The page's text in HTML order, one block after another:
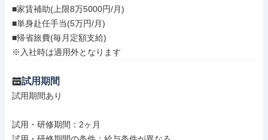
■家賃補助(上限8万5000円/月)
■単身赴任手当(5万円/月)
■帰省旅費(毎月定額支給)
※入社時は適用外となります
試用期間
試用期間あり
試用・研修期間：2ヶ月